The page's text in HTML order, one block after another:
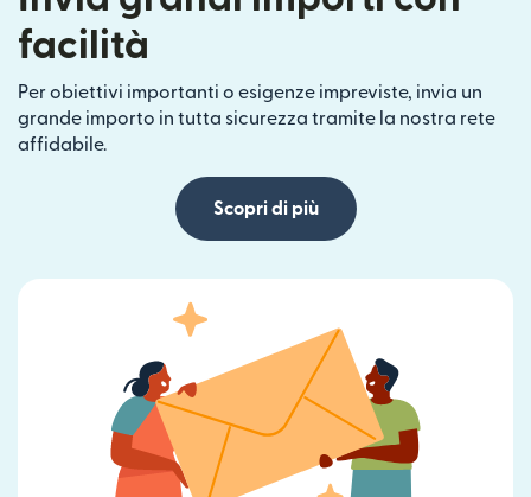
facilità
Per obiettivi importanti o esigenze impreviste, invia un
grande importo in tutta sicurezza tramite la nostra rete
affidabile.
Scopri di più